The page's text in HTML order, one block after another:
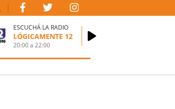
ESCUCHÁ LA RADIO
LÓGICAMENTE 12
20:00a22:00